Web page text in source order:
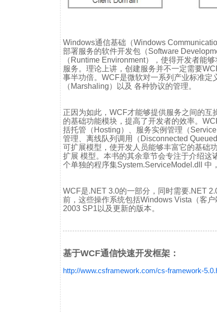
Windows通信基础（Windows
部署服务的软件开发包（Software
（Runtime Environment），使得开发者能
服务。理论上讲，创建服务并不一定需要
事半功倍。WCF是微软对一系列产业标准
（Marshaling）以及 各种协议的管理。
正因为如此，WCF才能够提供服务之间的
的基础功能模块，提高了开发者的效率。
括托管（Hosting）、服务实例管理（
管理、离线队列调用（Disconnected
可扩展模型，使开发人员能够丰富它的基础
扩展 模型。本书的其余章节会专注于介绍
个单独的程序集System.ServiceModel.dll 中
WCF是.NET 3.0的一部分，同时需要.NET
前，这些操作系统包括Windows Vista（客
2003 SP1以及更新的版本。
基于WCF通信快速开发框架：
http://www.csframework.com/cs-framework-